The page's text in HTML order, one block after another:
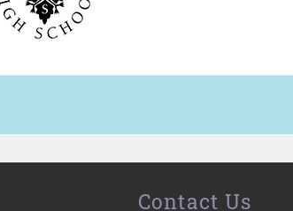
Contact Us